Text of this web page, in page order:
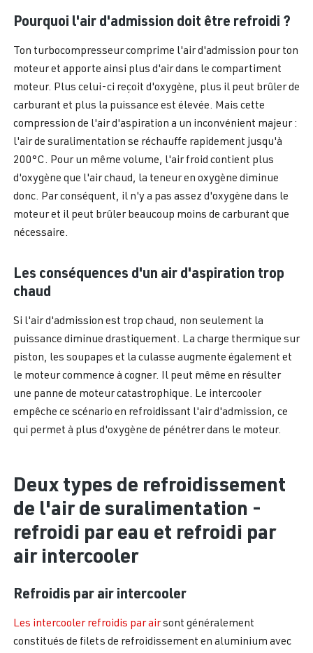
Pourquoi l'air d'admission doit être refroidi ?
Ton turbocompresseur comprime l'air d'admission pour ton
moteur et apporte ainsi plus d'air dans le compartiment
moteur. Plus celui-ci reçoit d'oxygène, plus il peut brûler de
carburant et plus la puissance est élevée. Mais cette
compression de l'air d'aspiration a un inconvénient majeur :
l'air de suralimentation se réchauffe rapidement jusqu'à
200°C. Pour un même volume, l'air froid contient plus
d'oxygène que l'air chaud, la teneur en oxygène diminue
donc. Par conséquent, il n'y a pas assez d'oxygène dans le
moteur et il peut brûler beaucoup moins de carburant que
nécessaire.
Les conséquences d'un air d'aspiration trop
chaud
Si l'air d'admission est trop chaud, non seulement la
puissance diminue drastiquement. La charge thermique sur
piston, les soupapes et la culasse augmente également et
le moteur commence à cogner. Il peut même en résulter
une panne de moteur catastrophique. Le intercooler
empêche ce scénario en refroidissant l'air d'admission, ce
qui permet à plus d'oxygène de pénétrer dans le moteur.
Deux types de refroidissement
de l'air de suralimentation -
refroidi par eau et refroidi par
air intercooler
Refroidis par air intercooler
Les intercooler refroidis par airsont généralement
constitués de filets de refroidissement en aluminium avec